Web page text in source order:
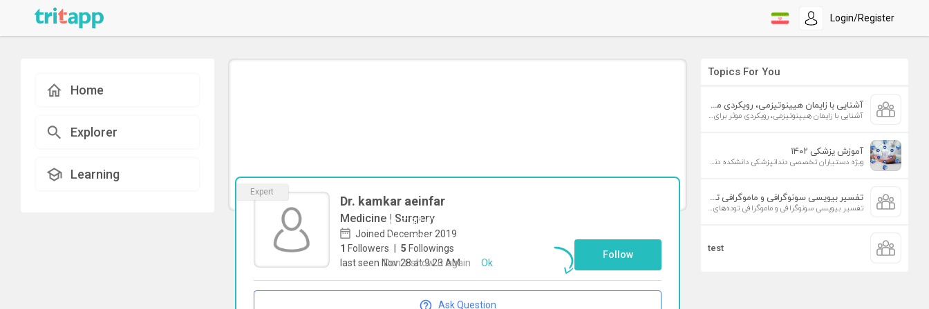
Login/Register
Home
Explorer
Learning
Expert
Dr. kamkar aeinfar
Medicine | Surgery
Joined December 2019
1 Followers 5 Followings
last seen Nov 28 at 9:23 AM
Follow
Ask Question
Topics For You
آشنایی با زایمان هیپنوتیزمی، رویکردی موثر برای افزایش تمایل به زایمان طبیعی
آشنایی با زایمان هیپنوتیزمی، رویکردی موثر برای افزایش تمایل به زایمان طبیعی
آموزش پزشکی ۱۴۰۲
ویژه دستیاران تخصصی دندانپزشکی دانشکده دندانپزشکی دانشگاه علوم پزشکی تهران
تفسیر بیوپسی سونوگرافی و ماموگرافی توده‌های پستان
تفسیر بیوپسی سونوگرافی و ماموگرافی توده‌های پستان
test
To start direct chat with
Click here
Don`t show it again Ok